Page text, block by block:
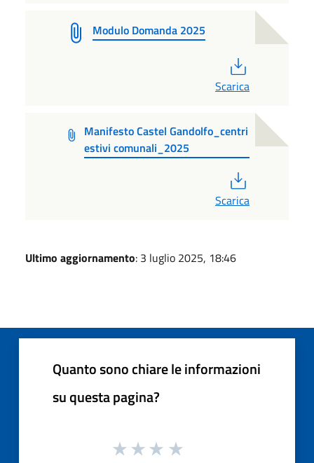
Modulo Domanda 2025
Scarica
Manifesto Castel Gandolfo_centri
estivi comunali_2025
Scarica
Ultimo aggiornamento: 3 luglio 2025, 18:46
Quanto sono chiare le informazioni
su questa pagina?